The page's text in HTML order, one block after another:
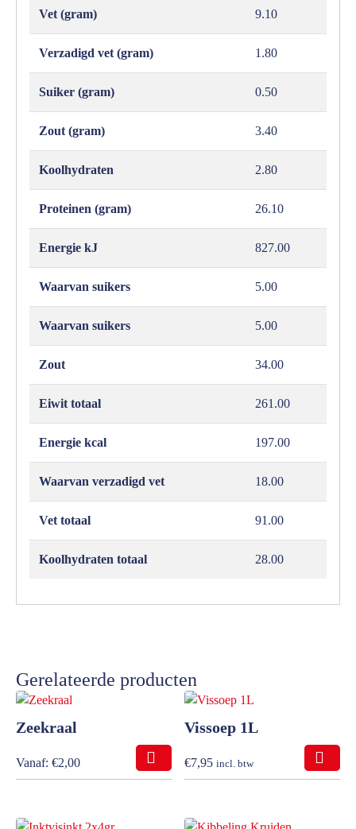
Vet (gram) 9.10
Verzadigd vet (gram) 1.80
Suiker (gram) 0.50
Zout (gram) 3.40
Koolhydraten 2.80
Proteinen (gram) 26.10
Energie kJ 827.00
Waarvan suikers 5.00
Waarvan suikers 5.00
Zout 34.00
Eiwit totaal 261.00
Energie kcal 197.00
Waarvan verzadigd vet 18.00
Vet totaal 91.00
Koolhydraten totaal 28.00
Gerelateerde producten
Zeekraal
Vanaf: €2,00
Vissoep 1L
€7,95 incl. btw